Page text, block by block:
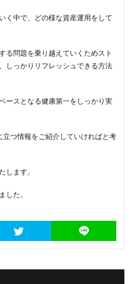
く中で、どの様な資産運用をして
る問題を乗り越えていくためスト
しっかりリフレッシュできる方法
ースとなる健康第一をしっかり実
立つ情報をご紹介していければと考
します。
した。